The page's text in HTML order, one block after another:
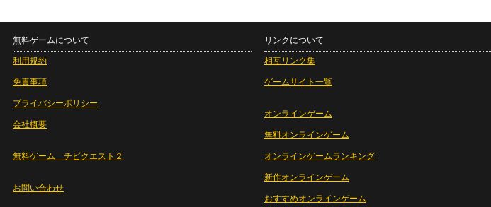
無料ゲームについて
利用規約
免責事項
プライバシーポリシー
会社概要
無料ゲーム チビクエスト２
お問い合わせ
リンクについて
相互リンク集
ゲームサイト一覧
オンラインゲーム
無料オンラインゲーム
オンラインゲームランキング
新作オンラインゲーム
おすすめオンラインゲーム